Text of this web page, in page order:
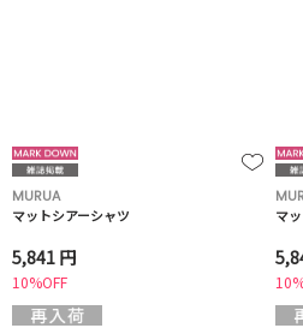
MURUA
マットシアーシャツ
5,841 円
10%OFF
マ